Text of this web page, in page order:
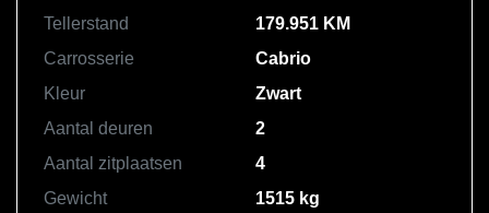
Tellerstand
179.951 KM
Carrosserie
Cabrio
Kleur
Zwart
Aantal deuren
2
Aantal zitplaatsen
4
Gewicht
1515 kg